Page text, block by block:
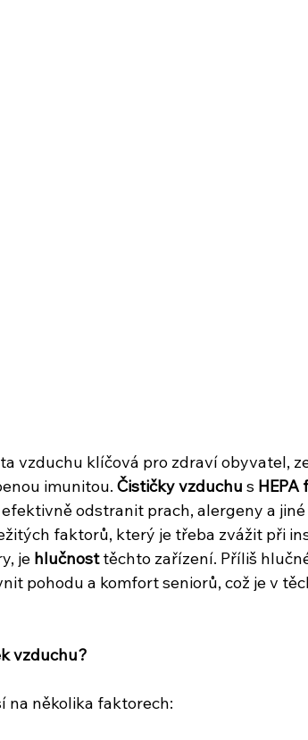
vzduchu klíčová pro zdraví obyvatel,
imunitou. Čističky vzduchu s HEPA
odstranit prach, alergeny a
faktorů, který je třeba zvážit při
je hlučnost těchto zařízení. Příliš
pohodu a komfort seniorů, což je v
vzduchu?
na několika faktorech: